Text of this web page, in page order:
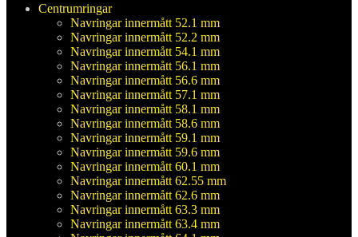
Centrumringar
Navringar innermått 52.1 mm
Navringar innermått 52.2 mm
Navringar innermått 54.1 mm
Navringar innermått 56.1 mm
Navringar innermått 56.6 mm
Navringar innermått 57.1 mm
Navringar innermått 58.1 mm
Navringar innermått 58.6 mm
Navringar innermått 59.1 mm
Navringar innermått 59.6 mm
Navringar innermått 60.1 mm
Navringar innermått 62.55 mm
Navringar innermått 62.6 mm
Navringar innermått 63.3 mm
Navringar innermått 63.4 mm